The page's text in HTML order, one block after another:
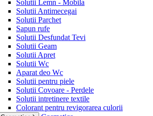
Solutii Lemn - Mobila
Solutii Antimecegai
Solutii Parchet
Sapun rufe
Solutii Desfundat Tevi
Solutii Geam
Solutii Apret
Solutii Wc
Aparat deo Wc
Solutii pentru piele
Solutii Covoare - Perdele
Solutii intretinere textile
Colorant pentru revigorarea culorii